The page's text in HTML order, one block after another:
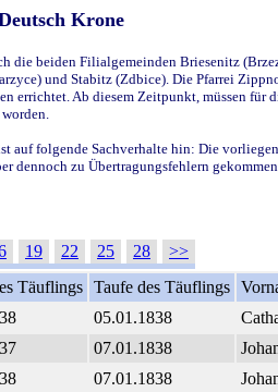
Krone
beiden Filialgemeinden Briesenitz
und Stabitz (Zdbice). Die Pfarrei
Ab diesem Zeitpunkt, müssen für
auf folgende Sachverhalte hin: Die
zu Übertragungsfehlern
19 22 25 28
>>
Täuflings Taufe des Täuflings
05.01.1838
07.01.1838
07.01.1838